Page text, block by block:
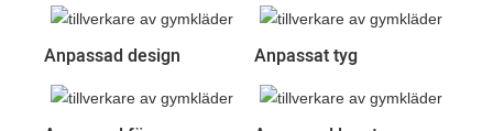
Anpassad design Anpassat tyg